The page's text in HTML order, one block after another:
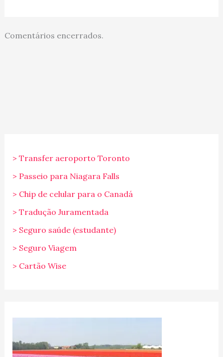
Comentários encerrados.
> Transfer aeroporto Toronto
> Passeio para Niagara Falls
> Chip de celular para o Canadá
> Tradução Juramentada
> Seguro saúde (estudante)
> Seguro Viagem
> Cartão Wise